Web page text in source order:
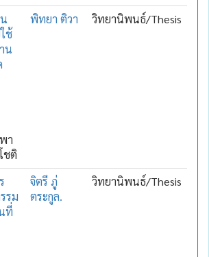
ช้
น
า
ชติ
พิทยา ติวา วิทยานิพนธ์/Thesis
รม
ที่
จิตรี ภู่
ตระกูล.
วิทยานิพนธ์/Thesis